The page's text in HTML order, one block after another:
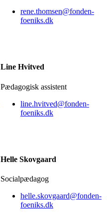
rene.thomsen@fonden-
foeniks.dk
Line Hvitved
Pædagogisk assistent
line.hvitved@fonden-
foeniks.dk
Helle Skovgaard
Socialpædagog
helle.skovgaard@fonden-
foeniks.dk